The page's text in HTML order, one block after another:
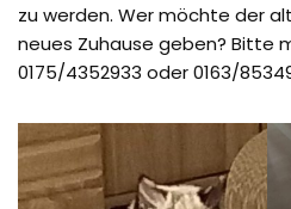
zu werden. Wer möchte der
neues Zuhause geben? Bitte
0175/4352933 oder 0163/